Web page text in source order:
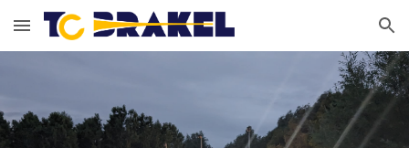
Skip to main content Skip to navigation